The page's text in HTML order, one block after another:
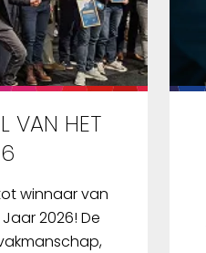
VAN HET
winnaar van
2026! De